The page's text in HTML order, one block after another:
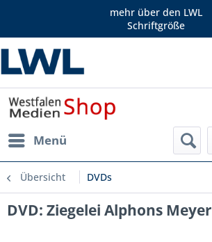
mehr über den LWL
Schriftgröße
Menü
Übersicht DVDs
DVD: Ziegelei Alphons Meyer